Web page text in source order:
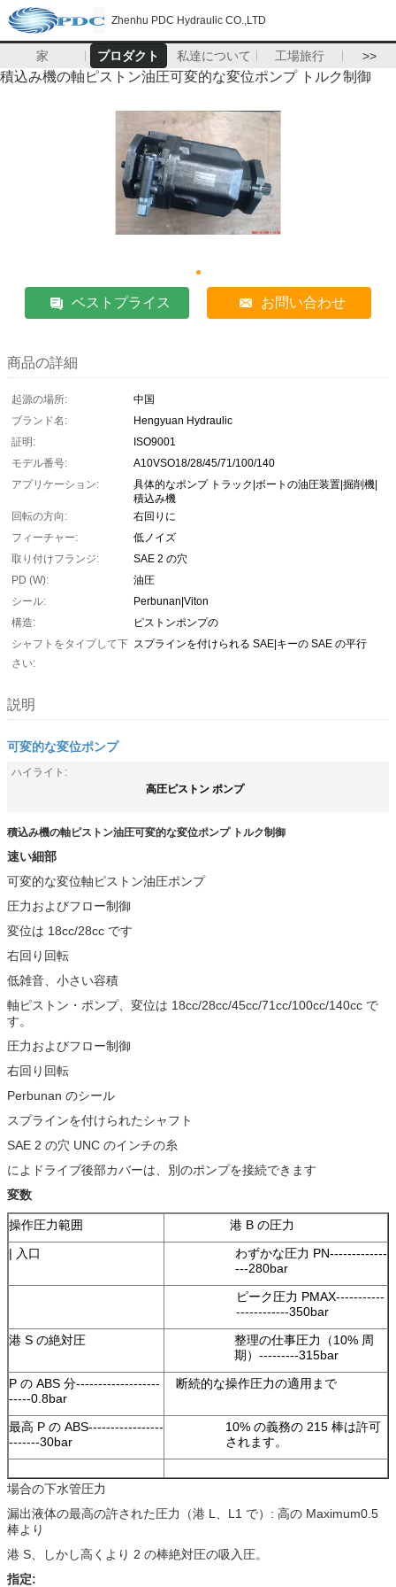
Zhenhu PDC Hydraulic CO.,LTD
家 プロダクト 私達について 工場旅行 >>
積込み機の軸ピストン油圧可変的な変位ポンプ トルク制御
ベストプライス お問い合わせ
商品の詳細
起源の場所:
中国
ブランド名:
Hengyuan Hydraulic
証明:
ISO9001
モデル番号:
A10VSO18/28/45/71/100/140
アプリケーション:
具体的なポンプ トラック|ボートの油圧装置|掘削機|
積込み機
回転の方向:
右回りに
フィーチャー:
低ノイズ
取り付けフランジ:
SAE 2 の穴
PD (W):
油圧
シール:
Perbunan|Viton
構造:
ピストンポンプの
シャフトをタイプして下
さい:
スプラインを付けられる SAE|キーの SAE の平行
説明
可変的な変位ポンプ
ハイライト:
高圧ピストン ポンプ
積込み機の軸ピストン油圧可変的な変位ポンプ トルク制御
速い細部
可変的な変位軸ピストン油圧ポンプ
圧力およびフロー制御
変位は 18cc/28cc です
右回り回転
低雑音、小さい容積
軸ピストン・ポンプ、変位は 18cc/28cc/45cc/71cc/100cc/140cc で
す。
圧力およびフロー制御
右回り回転
Perbunan のシール
スプラインを付けられたシャフト
SAE 2 の穴 UNC のインチの糸
によドライブ後部カバーは、別のポンプを接続できます
変数
操作圧力範囲
港 B の圧力
| 入口
わずかな圧力 PN-------------
---280bar
ピーク圧力 PMAX-----------
------------350bar
港 S の絶対圧
整理の仕事圧力（10% 周
期）---------315bar
P の ABS 分-------------------
-----0.8bar
断続的な操作圧力の適用まで
最高 P の ABS-----------------
-------30bar
10% の義務の 215 棒は許可
されます。
場合の下水管圧力
漏出液体の最高の許された圧力（港 L、L1 で）: 高の Maximum0.5
棒より
港 S、しかし高くより 2 の棒絶対圧の吸入圧。
指定: